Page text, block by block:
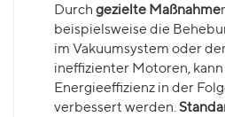
Durch gezielte Maßnahme
beispielsweise die
im Vakuumsystem oder
ineffizienter Motoren, kann
Energieeffizienz in der
verbessert werden.